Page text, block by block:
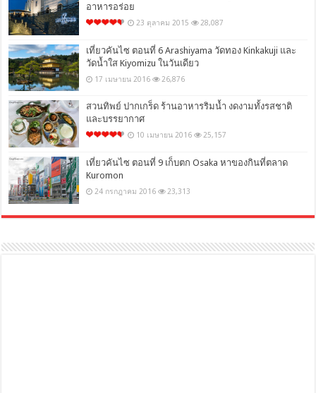
อาหารอร่อย
23 ตุลาคม 2015 28,087
เที่ยวคันไซ ตอนที่ 6 Arashiyama วัดทอง Kinkakuji และ
วัดน้ำใส Kiyomizu ในวันเดียว
17 เมษายน 2016 26,876
สวนทิพย์ ปากเกร็ด ร้านอาหารริมน้ำ งดงามทั้งรสชาติ
และบรรยากาศ
10 เมษายน 2016 25,157
เที่ยวคันไซ ตอนที่ 9 เก็บตก Osaka หาของกินที่ตลาด
Kuromon
24 กรกฎาคม 2016 23,313